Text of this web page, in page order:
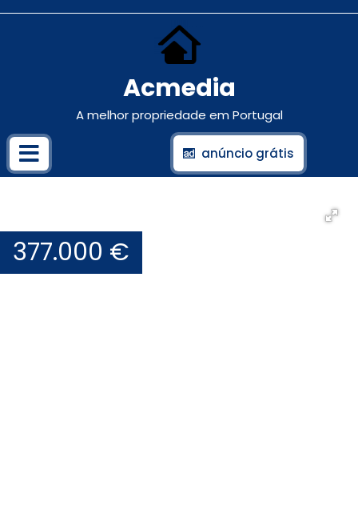
Acmedia
A melhor propriedade em Portugal
anúncio grátis
377.000 €